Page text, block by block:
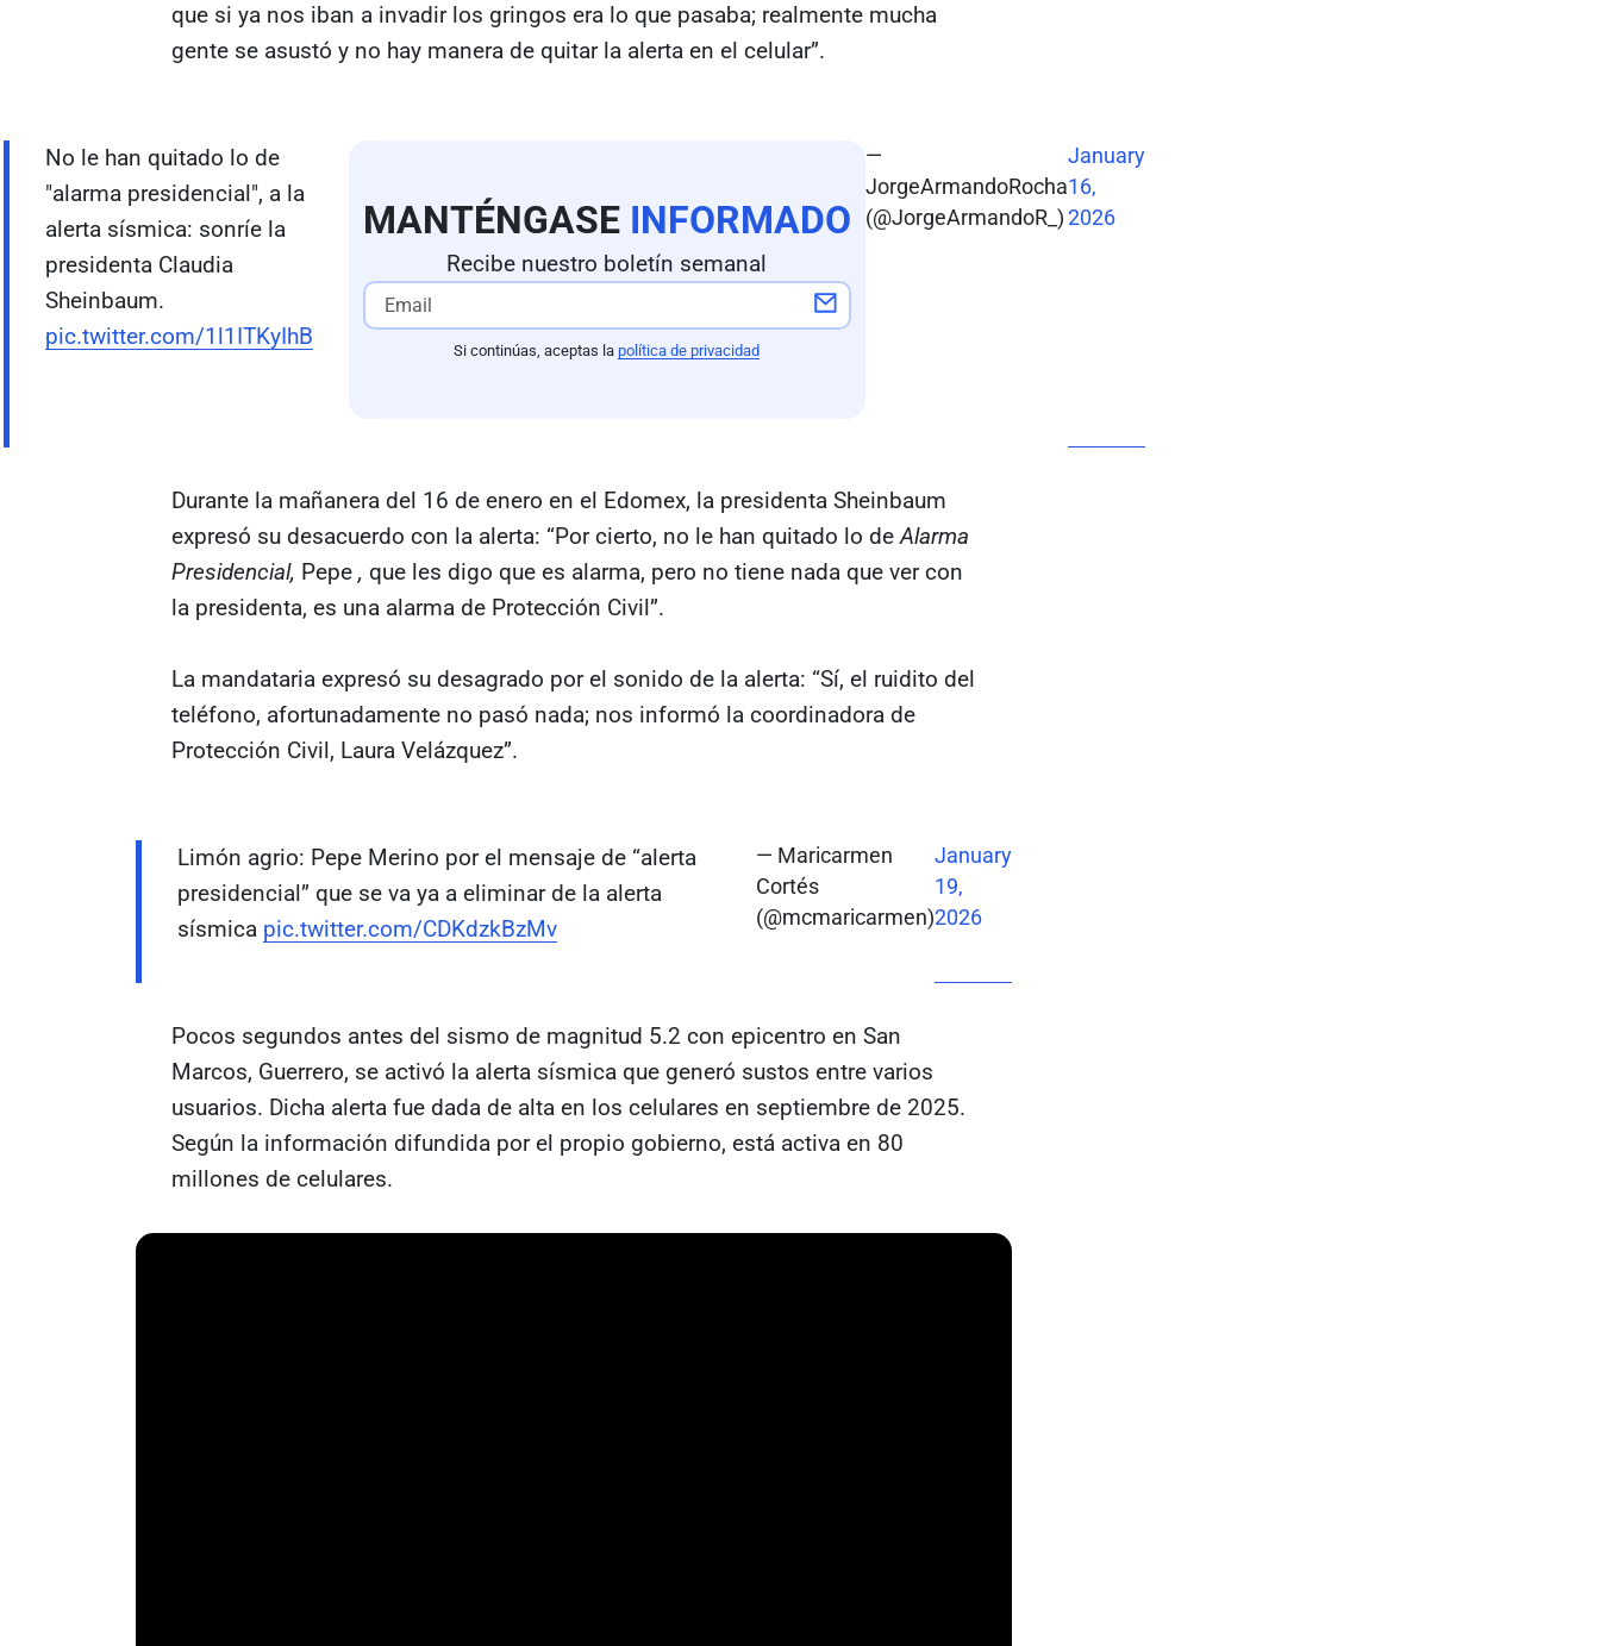
que si ya nos iban a invadir los gringos era lo que pasaba; realmente mucha
gente se asustó y no hay manera de quitar la alerta en el celular”.
No le han quitado lo de
"alarma presidencial", a la
alerta sísmica: sonríe la
presidenta Claudia
Sheinbaum.
pic.twitter.com/1l1ITKyIhB
MANTÉNGASE INFORMADO
Recibe nuestro boletín semanal
Si continúas, aceptas la política de privacidad
—
JorgeArmandoRocha
(@JorgeArmandoR_)
January
16,
2026
Durante la mañanera del 16 de enero en el Edomex, la presidenta Sheinbaum
expresó su desacuerdo con la alerta: “Por cierto, no le han quitado lo deAlarma
Presidencial, Pepe , que les digo que es alarma, pero no tiene nada que ver con
la presidenta, es una alarma de Protección Civil”.
La mandataria expresó su desagrado por el sonido de la alerta: “Sí, el ruidito del
teléfono, afortunadamente no pasó nada; nos informó la coordinadora de
Protección Civil, Laura Velázquez”.
Limón agrio: Pepe Merino por el mensaje de “alerta
presidencial” que se va ya a eliminar de la alerta
sísmica pic.twitter.com/CDKdzkBzMv
— Maricarmen
Cortés
(@mcmaricarmen)
January
19,
2026
Pocos segundos antes del sismo de magnitud 5.2 con epicentro en San
Marcos, Guerrero, se activó la alerta sísmica que generó sustos entre varios
usuarios. Dicha alerta fue dada de alta en los celulares en septiembre de 2025.
Según la información difundida por el propio gobierno, está activa en 80
millones de celulares.